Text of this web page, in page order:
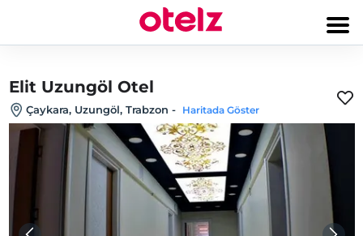
Elit Uzungöl Otel
Çaykara, Uzungöl, Trabzon - Haritada Göster